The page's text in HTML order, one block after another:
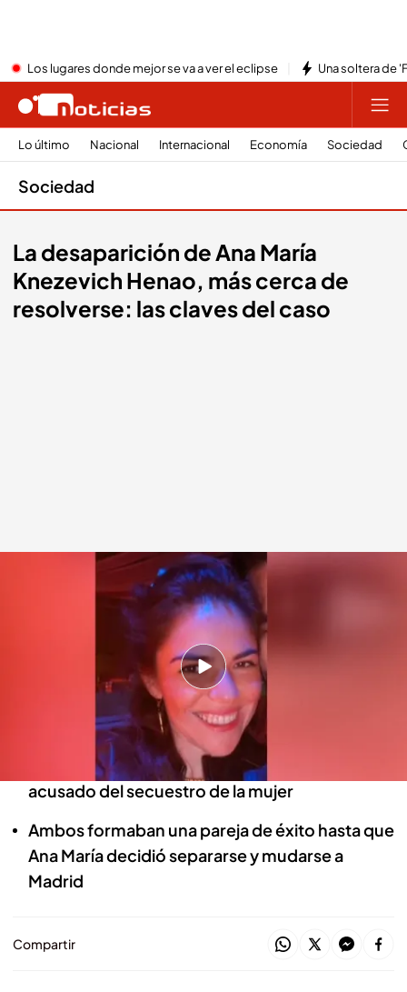
Los lugares donde mejor se va a ver el eclipse Una soltera de
Lo último Nacional Internacional Economía Sociedad
Sociedad
La desaparición de Ana María
Knezevich Henao, más cerca de
resolverse: las claves del caso
Dani Montero explica todas las claves del caso de la desaparición de Ana
Redacción digital Noticias Cuatro
08 MAY 2024 - 17:24h.
Ana María Knezevich Henao desapareció el
pasado mes de febrero en Madrid
El marido de Ana María fue detenido en Miami
acusado del secuestro de la mujer
Ambos formaban una pareja de éxito hasta que
Ana María decidió separarse y mudarse a
Madrid
Compartir